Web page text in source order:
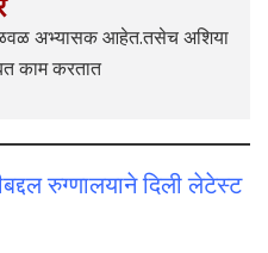
अभ्यासक आहेत.तसेच अशिया
काम करतात
रुग्णालयाने दिली लेटेस्ट